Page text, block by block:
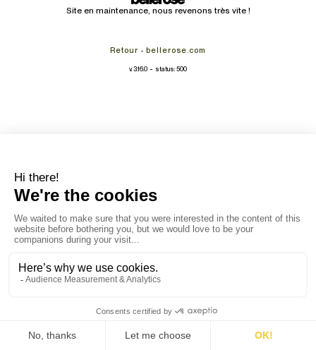
Site en maintenance, nous revenons très vite !
Retour - bellerose.com
v. 3.16.0 - status: 500